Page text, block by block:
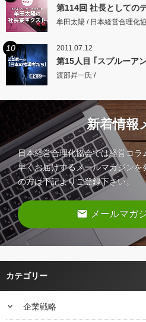
第114回 社長としての
牟田太陽 / 日本経営合理化
10 2011.07.12
第15人目 ｢スプルーアン
渡部昇一氏 /
新着情報
日本経営合理化協会では経営コ
早くお届けするメールマガジンを
の方は下記よりご登録下さい。
email メールマガ
カテゴリー
keyboard_arrow_down 企業戦略